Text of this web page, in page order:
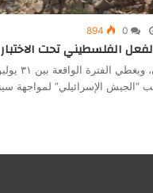
0
894
الفلسطيني تحت الاختبار